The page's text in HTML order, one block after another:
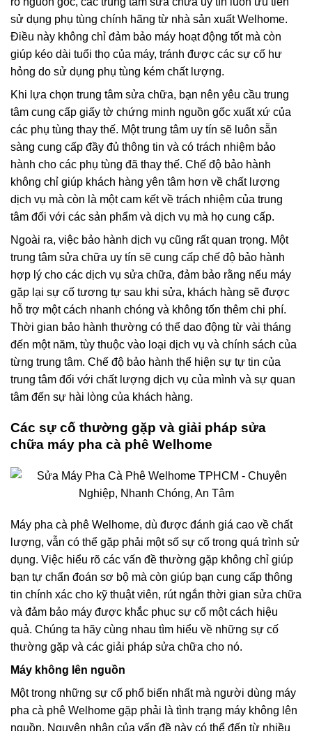
sử dụng phụ tùng chính hãng từ nhà sản xuất Welhome.
Điều này không chỉ đảm bảo máy hoạt động tốt mà còn
giúp kéo dài tuổi thọ của máy, tránh được các sự cố hư
hỏng do sử dụng phụ tùng kém chất lượng.
Khi lựa chọn trung tâm sửa chữa, bạn nên yêu cầu trung
tâm cung cấp giấy tờ chứng minh nguồn gốc xuất xứ của
các phụ tùng thay thế. Một trung tâm uy tín sẽ luôn sẵn
sàng cung cấp đầy đủ thông tin và có trách nhiệm bảo
hành cho các phụ tùng đã thay thế. Chế độ bảo hành
không chỉ giúp khách hàng yên tâm hơn về chất lượng
dịch vụ mà còn là một cam kết về trách nhiệm của trung
tâm đối với các sản phẩm và dịch vụ mà họ cung cấp.
Ngoài ra, việc bảo hành dịch vụ cũng rất quan trọng. Một
trung tâm sửa chữa uy tín sẽ cung cấp chế độ bảo hành
hợp lý cho các dịch vụ sửa chữa, đảm bảo rằng nếu máy
gặp lại sự cố tương tự sau khi sửa, khách hàng sẽ được
hỗ trợ một cách nhanh chóng và không tốn thêm chi phí.
Thời gian bảo hành thường có thể dao động từ vài tháng
đến một năm, tùy thuộc vào loại dịch vụ và chính sách của
từng trung tâm. Chế độ bảo hành thể hiện sự tự tin của
trung tâm đối với chất lượng dịch vụ của mình và sự quan
tâm đến sự hài lòng của khách hàng.
Các sự cố thường gặp và giải pháp sửa
chữa máy pha cà phê Welhome
Máy pha cà phê Welhome, dù được đánh giá cao về chất
lượng, vẫn có thể gặp phải một số sự cố trong quá trình sử
dụng. Việc hiểu rõ các vấn đề thường gặp không chỉ giúp
bạn tự chẩn đoán sơ bộ mà còn giúp bạn cung cấp thông
tin chính xác cho kỹ thuật viên, rút ngắn thời gian sửa chữa
và đảm bảo máy được khắc phục sự cố một cách hiệu
quả. Chúng ta hãy cùng nhau tìm hiểu về những sự cố
thường gặp và các giải pháp sửa chữa cho nó.
Máy không lên nguồn
Một trong những sự cố phổ biến nhất mà người dùng máy
pha cà phê Welhome gặp phải là tình trạng máy không lên
nguồn. Nguyên nhân của vấn đề này có thể đến từ nhiều